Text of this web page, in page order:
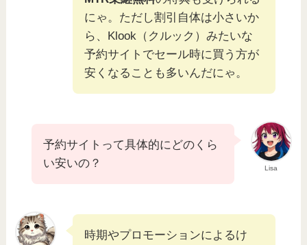
にゃ。ただし割引自体は小さいか
ら、Klook（クルック）みたいな
予約サイトでセール時に買う方が
安くなることも多いんだにゃ。
Lisa
予約サイトって具体的にどのくら
い安いの？
時期やプロモーションによるけ